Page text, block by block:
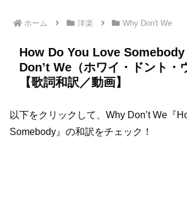
ホーム 洋楽 Why Don't We
How Do You Love
Don’t We（ホワイ・ドント・
【歌詞和訳／動画】
以下をクリックして、Why Don’t We『
Somebody』の和訳をチェック！